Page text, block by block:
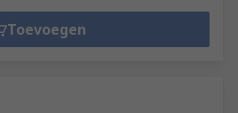
Toevoegen